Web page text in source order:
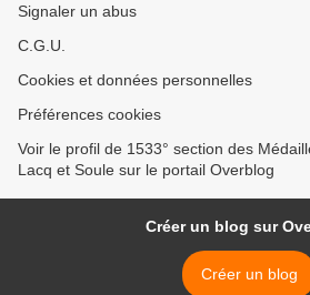
Signaler un abus
C.G.U.
Cookies et données personnelles
Préférences cookies
Voir le profil de 1533° section des
Lacq et Soule sur le portail Overblog
Créer un blog sur
Créer un blog